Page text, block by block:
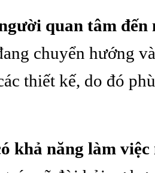
quan tâm
chuyển hướng
thiết kế, do đó
khả năng làm